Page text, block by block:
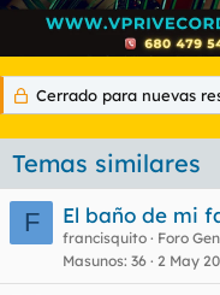
Cerrado para nuevas
Temas similares
F
El baño de mi
francisquito
Foro
Masunos 36 2 May